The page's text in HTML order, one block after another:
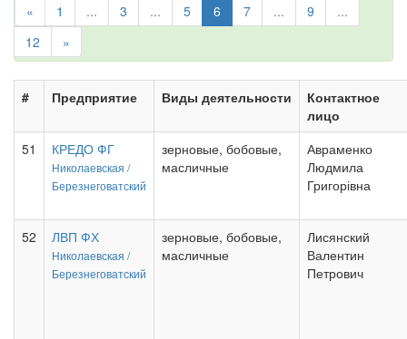
« 1 ... 3 ... 5 6 7 ... 9
...
12
»
# Предприятие Виды деятельности
Контактное
лицо
51
КРЕДО ФГ
Николаевская /
Березнеговатский
зерновые, бобовые,
масличные
Авраменко
Людмила
Григорівна
52 ЛВП ФХ
Николаевская /
Березнеговатский
зерновые, бобовые,
масличные
Лисянский
Валентин
Петрович